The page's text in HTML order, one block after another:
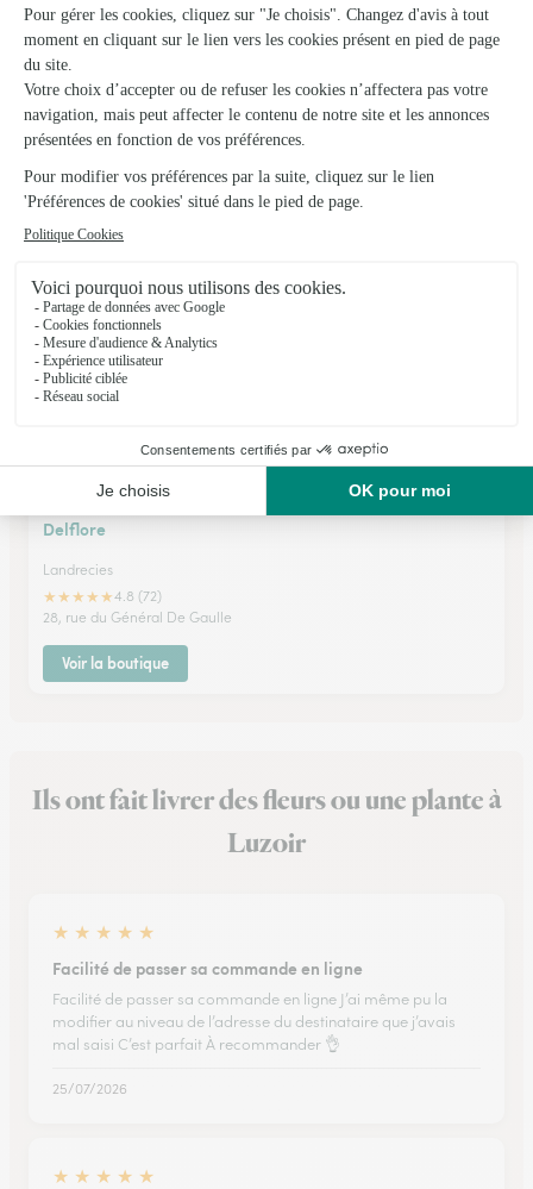
Parfum de Fleurs
Beugnies
12 Route nationale
Voir la boutique
Delflore
Landrecies
★★★★★4.8 (72)
28, rue du Général De Gaulle
Voir la boutique
Ils ont fait livrer des fleurs ou une plante à
Luzoir
★ ★ ★ ★ ★
Facilité de passer sa commande en ligne
Facilité de passer sa commande en ligne J’ai même pu la
modifier au niveau de l’adresse du destinataire que j’avais
mal saisi C’est parfait À recommander 👌
25/07/2026
★ ★ ★ ★ ★